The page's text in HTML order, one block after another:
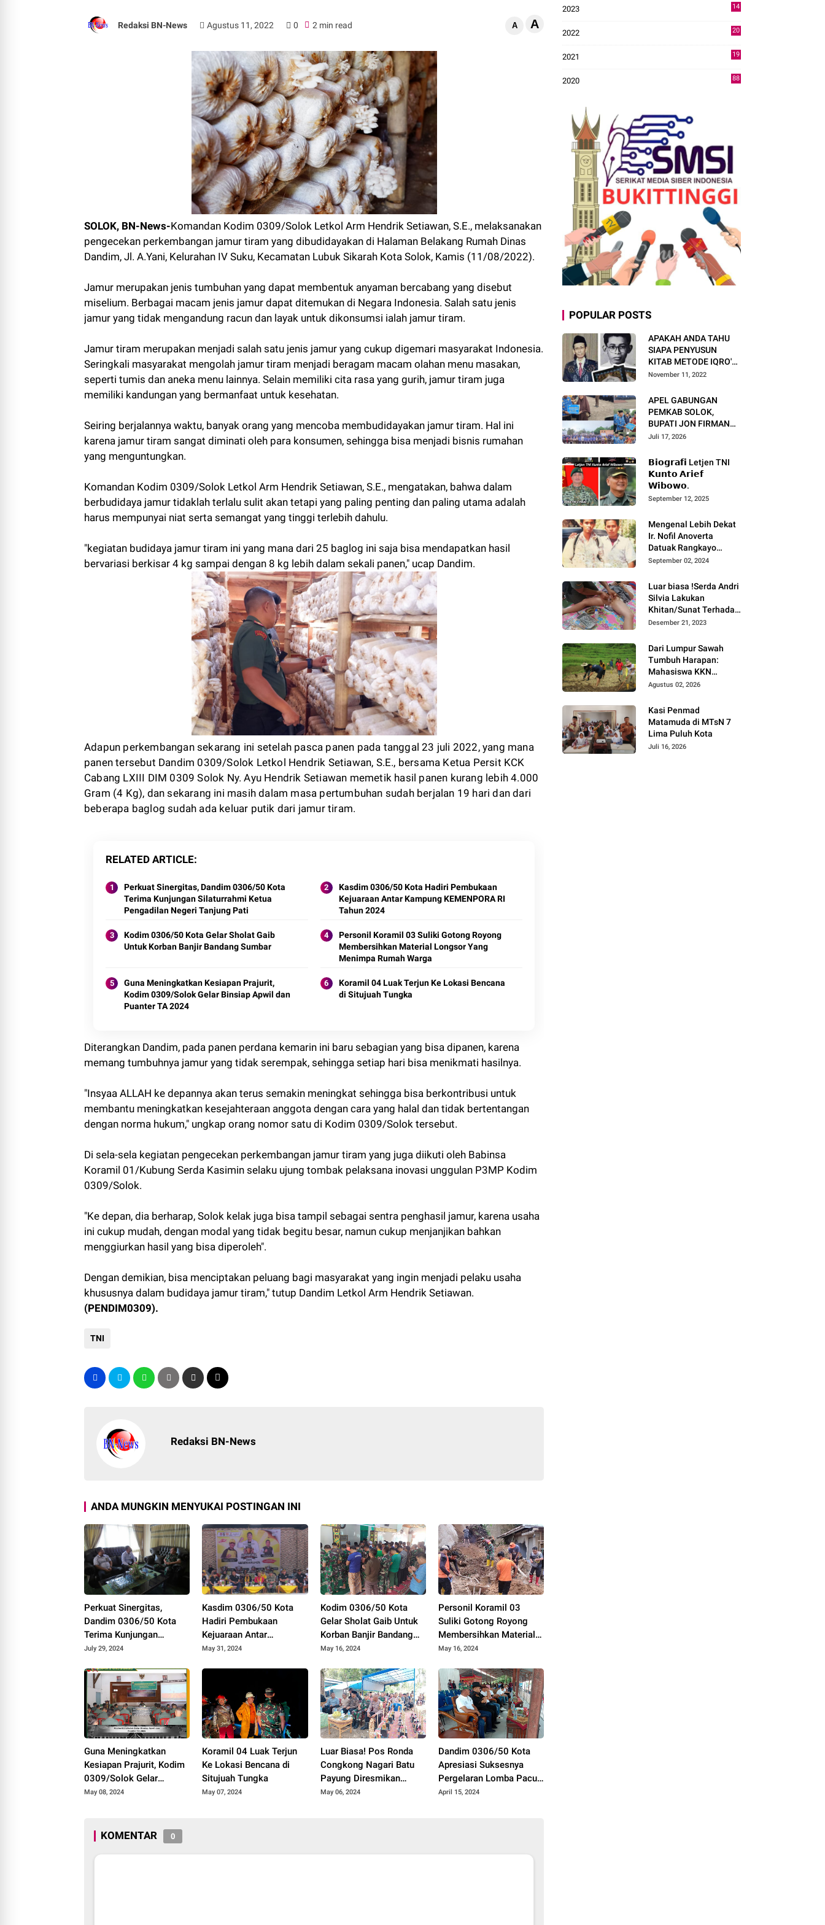
Redaksi BN-News Agustus 11, 2022 0 2 min read A A
SOLOK, BN-News-Komandan Kodim 0309/Solok Letkol Arm Hendrik Setiawan, S.E., melaksanakan
pengecekan perkembangan jamur tiram yang dibudidayakan di Halaman Belakang Rumah Dinas
Dandim, Jl. A.Yani, Kelurahan IV Suku, Kecamatan Lubuk Sikarah Kota Solok, Kamis (11/08/2022).
Jamur merupakan jenis tumbuhan yang dapat membentuk anyaman bercabang yang disebut
miselium. Berbagai macam jenis jamur dapat ditemukan di Negara Indonesia. Salah satu jenis
jamur yang tidak mengandung racun dan layak untuk dikonsumsi ialah jamur tiram.
Jamur tiram merupakan menjadi salah satu jenis jamur yang cukup digemari masyarakat Indonesia.
Seringkali masyarakat mengolah jamur tiram menjadi beragam macam olahan menu masakan,
seperti tumis dan aneka menu lainnya. Selain memiliki cita rasa yang gurih, jamur tiram juga
memiliki kandungan yang bermanfaat untuk kesehatan.
Seiring berjalannya waktu, banyak orang yang mencoba membudidayakan jamur tiram. Hal ini
karena jamur tiram sangat diminati oleh para konsumen, sehingga bisa menjadi bisnis rumahan
yang menguntungkan.
Komandan Kodim 0309/Solok Letkol Arm Hendrik Setiawan, S.E., mengatakan, bahwa dalam
berbudidaya jamur tidaklah terlalu sulit akan tetapi yang paling penting dan paling utama adalah
harus mempunyai niat serta semangat yang tinggi terlebih dahulu.
"kegiatan budidaya jamur tiram ini yang mana dari 25 baglog ini saja bisa mendapatkan hasil
bervariasi berkisar 4 kg sampai dengan 8 kg lebih dalam sekali panen," ucap Dandim.
Adapun perkembangan sekarang ini setelah pasca panen pada tanggal 23 juli 2022, yang mana
panen tersebut Dandim 0309/Solok Letkol Hendrik Setiawan, S.E., bersama Ketua Persit KCK
Cabang LXIII DIM 0309 Solok Ny. Ayu Hendrik Setiawan memetik hasil panen kurang lebih 4.000
Gram (4 Kg), dan sekarang ini masih dalam masa pertumbuhan sudah berjalan 19 hari dan dari
beberapa baglog sudah ada keluar putik dari jamur tiram.
RELATED ARTICLE
Perkuat Sinergitas, Dandim 0306/50 Kota
Terima Kunjungan Silaturrahmi Ketua
Pengadilan Negeri Tanjung Pati
Kasdim 0306/50 Kota Hadiri Pembukaan
Kejuaraan Antar Kampung KEMENPORA RI
Tahun 2024
Kodim 0306/50 Kota Gelar Sholat Gaib
Untuk Korban Banjir Bandang Sumbar
Personil Koramil 03 Suliki Gotong Royong
Membersihkan Material Longsor Yang
Menimpa Rumah Warga
Guna Meningkatkan Kesiapan Prajurit,
Kodim 0309/Solok Gelar Binsiap Apwil dan
Puanter TA 2024
Koramil 04 Luak Terjun Ke Lokasi Bencana
di Situjuah Tungka
Diterangkan Dandim, pada panen perdana kemarin ini baru sebagian yang bisa dipanen, karena
memang tumbuhnya jamur yang tidak serempak, sehingga setiap hari bisa menikmati hasilnya.
"Insyaa ALLAH ke depannya akan terus semakin meningkat sehingga bisa berkontribusi untuk
membantu meningkatkan kesejahteraan anggota dengan cara yang halal dan tidak bertentangan
dengan norma hukum," ungkap orang nomor satu di Kodim 0309/Solok tersebut.
Di sela-sela kegiatan pengecekan perkembangan jamur tiram yang juga diikuti oleh Babinsa
Koramil 01/Kubung Serda Kasimin selaku ujung tombak pelaksana inovasi unggulan P3MP Kodim
0309/Solok.
"Ke depan, dia berharap, Solok kelak juga bisa tampil sebagai sentra penghasil jamur, karena usaha
ini cukup mudah, dengan modal yang tidak begitu besar, namun cukup menjanjikan bahkan
menggiurkan hasil yang bisa diperoleh".
Dengan demikian, bisa menciptakan peluang bagi masyarakat yang ingin menjadi pelaku usaha
khususnya dalam budidaya jamur tiram," tutup Dandim Letkol Arm Hendrik Setiawan.
(PENDIM0309).
TNI
Redaksi BN-News
ANDA MUNGKIN MENYUKAI POSTINGAN INI
Perkuat Sinergitas,
Dandim 0306/50 Kota
Terima Kunjungan
Silaturrahmi Ketua
Tanjung Pati
July 29, 2024
Kasdim 0306/50 Kota
Hadiri Pembukaan
Kejuaraan Antar
Kampung KEMENPORA RI
May 31, 2024
Kodim 0306/50 Kota
Gelar Sholat Gaib Untuk
Korban Banjir Bandang
Sumbar
May 16, 2024
Personil Koramil 03
Suliki Gotong Royong
Membersihkan Material
Longsor Yang Menimpa
May 16, 2024
Guna Meningkatkan
Kesiapan Prajurit, Kodim
0309/Solok Gelar
Binsiap Apwil dan
May 08, 2024
Koramil 04 Luak Terjun
Ke Lokasi Bencana di
Situjuah Tungka
May 07, 2024
Luar Biasa! Pos Ronda
Congkong Nagari Batu
Payung Diresmikan
Dengan Meriah
May 06, 2024
Dandim 0306/50 Kota
Apresiasi Suksesnya
Pergelaran Lomba Pacu
Kuda Lebaran Cup 2024
April 15, 2024
KOMENTAR 0
2023
14
2022
20
2021
19
2020
88
POPULAR POSTS
APAKAH ANDA TAHU
SIAPA PENYUSUN
KITAB METODE IQRO'?
INI BIOGRAFI KH. AS'AD
November 11, 2022
APEL GABUNGAN
PEMKAB SOLOK,
BUPATI JON FIRMAN
PANDU TEKANKAN ASN
DAN PELAYANAN
MASYARAKAT.
Juli 17, 2026
𝗕𝗶𝗼𝗴𝗿𝗮𝗳𝗶 Letjen TNI
𝗞𝘂𝗻𝘁𝗼 𝗔𝗿𝗶𝗲𝗳
𝗪𝗶𝗯𝗼𝘄𝗼.
September 12, 2025
Mengenal Lebih Dekat
Ir. Nofil Anoverta
Datuak Rangkayo
Batuah Cawako
September 02, 2024
Luar biasa !Serda Andri
Silvia Lakukan
Khitan/Sunat Terhadap
Anak Warga Binaannya
Desember 21, 2023
Dari Lumpur Sawah
Tumbuh Harapan:
Mahasiswa KKN
Universitas Andalas
Program Sawah Pokok
Murah di Jorong Bayua
Agustus 02, 2026
Kasi Penmad
Matamuda di MTsN 7
Lima Puluh Kota
Juli 16, 2026